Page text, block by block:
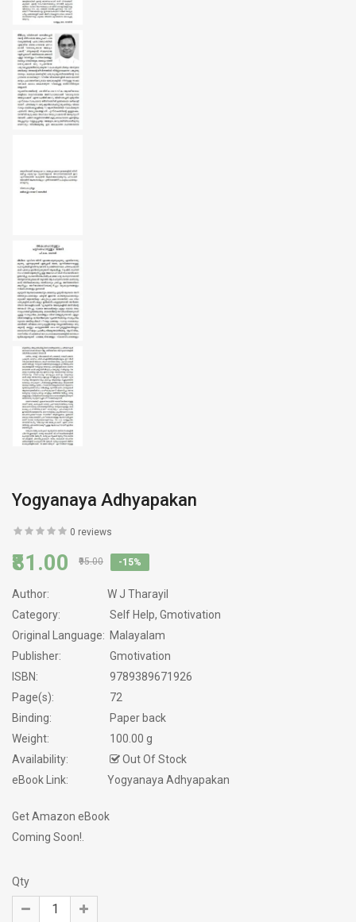
Yogyanaya Adhyapakan
0 reviews
₹81.00 ₹95.00 -15%
Author:
W J Tharayil
Category:
Self Help, Gmotivation
Original Language: Malayalam
Publisher:
Gmotivation
ISBN:
9789389671926
Page(s):
72
Binding:
Paper back
Weight:
100.00 g
Availability:
Out Of Stock
eBook Link:
Yogyanaya Adhyapakan
Get Amazon eBook
Coming Soon!.
Qty